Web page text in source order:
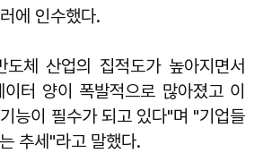
에 인수했다.
체 산업의 집적도가 높아지면서
터 양이 폭발적으로 많아졌고 이
능이 필수가 되고 있다"며 "기업들
추세"라고 말했다.